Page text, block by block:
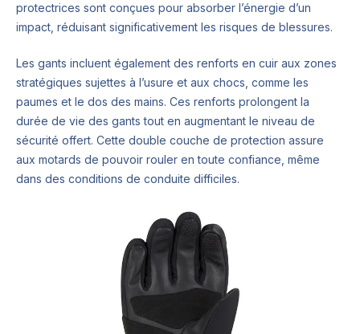
protectrices sont conçues pour absorber l’énergie d’un
impact, réduisant significativement les risques de blessures.
Les gants incluent également des renforts en cuir aux zones
stratégiques sujettes à l’usure et aux chocs, comme les
paumes et le dos des mains. Ces renforts prolongent la
durée de vie des gants tout en augmentant le niveau de
sécurité offert. Cette double couche de protection assure
aux motards de pouvoir rouler en toute confiance, même
dans des conditions de conduite difficiles.